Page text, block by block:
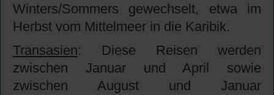
Winters/Sommers gewechselt, etwa im
Herbst vom Mittelmeer in die Karibik.
Transasien: Diese Reisen werden
zwischen Januar und April sowie
zwischen August und Januar